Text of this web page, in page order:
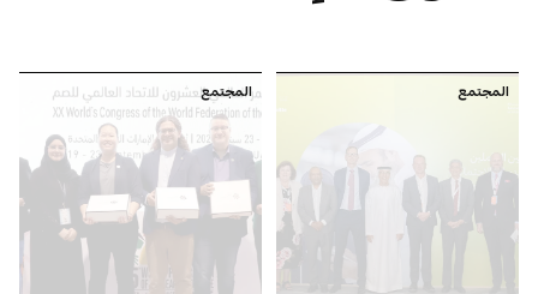
المجتمع المجتمع